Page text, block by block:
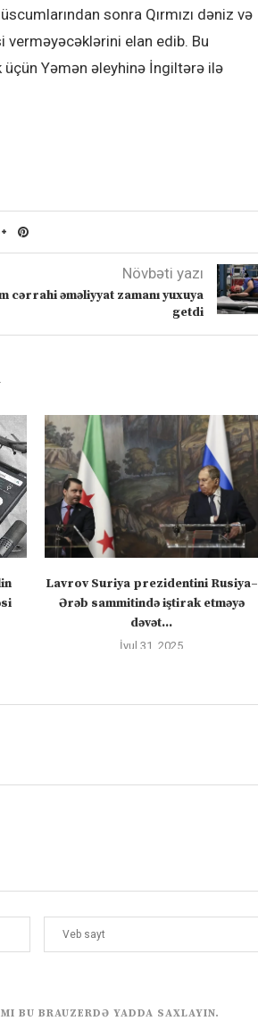
sonra Qırmızı dəniz və
elan edib. Bu
Yəmən əleyhinə İngiltərə ilə
Növbəti yazı
cərrahi əməliyyat zamanı yuxuya
getdi
Lavrov Suriya prezidentini Rusiya–
Ərəb sammitində iştirak etməyə
dəvət...
İyul 31, 2025
BU BRAUZERDƏ YADDA SAXLAYIN.